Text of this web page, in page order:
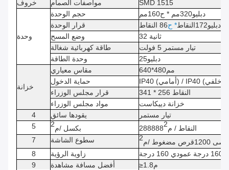
خروف مواصفات الصمام SMD 1515
وحدة
حجم الوحدة دبليو320مم * ح160مم
قرار الوحدة
دبليو172النقاط* ح86 النقاط
وضع المسح
32 ثانية
طاقة كهربائية شغالة
تيار مستمر 5 فولت
وحدة الطاقة
25دبليو
خزانة
مقاس معياري 640*480مم
حماية الدخول
قرار مجلس الوزراء
341 * 256 النقاط
مواد مجلس الوزراء
خزانة دييكاست
4
يقودها سائق
تيار مستمر
5
بكسل /م
2
288888 النقاط / م
2
7
سطوع الشاشة 1200قرص مضغوط /م
2
8
زاوية الرؤية 60 درجة عمودي 1 60 درجة
9
أفضل مسافة مشاهدة ≥1.8م